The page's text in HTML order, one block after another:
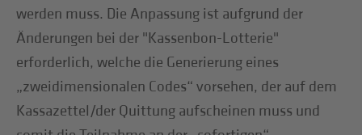
werden muss. Die Anpassung ist aufgrund der
Änderungen bei der "Kassenbon-Lotterie"
erforderlich, welche die Generierung eines
„zweidimensionalen Codes“ vorsehen, der auf dem
Kassazettel/der Quittung aufscheinen muss und